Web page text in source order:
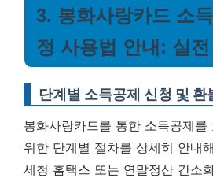
3. 봉화사랑카드 소
정 사용법 안내: 실
단계별 소득공제 신청 및 환
봉화사랑카드를 통한 소득공제를
위한 단계별 절차를 상세히 안내
세청 홈택스 또는 연말정산 간소